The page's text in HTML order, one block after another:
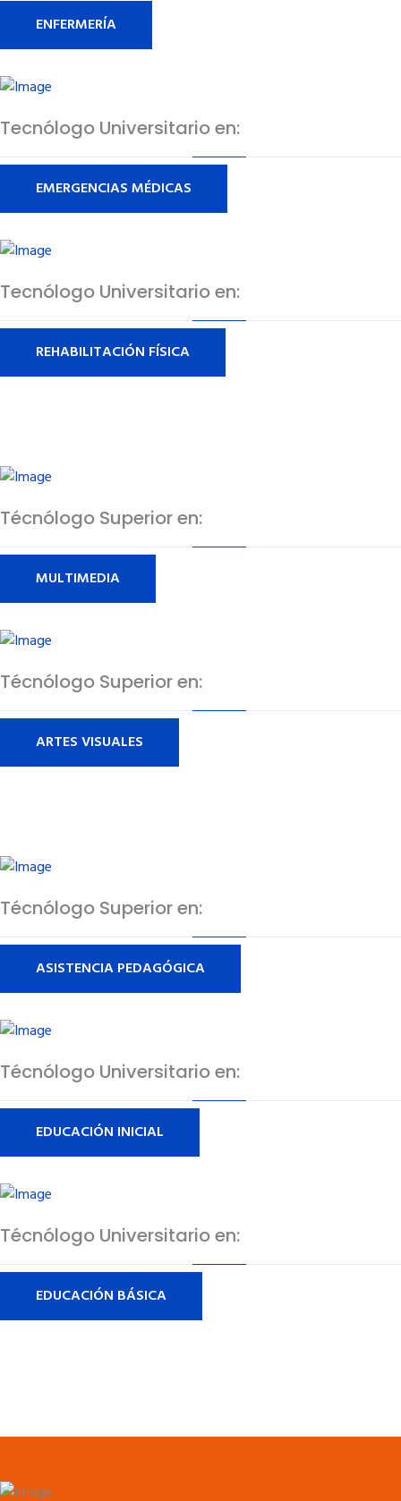
ENFERMERÍA
Tecnólogo Universitario en:
EMERGENCIAS MÉDICAS
Tecnólogo Universitario en:
REHABILITACIÓN FÍSICA
Técnólogo Superior en:
MULTIMEDIA
Técnólogo Superior en:
ARTES VISUALES
Técnólogo Superior en:
ASISTENCIA PEDAGÓGICA
Técnólogo Universitario en:
EDUCACIÓN INICIAL
Técnólogo Universitario en:
EDUCACIÓN BÁSICA